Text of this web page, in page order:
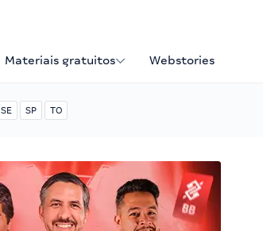
Materiais gratuitos Webstories
SE SP TO